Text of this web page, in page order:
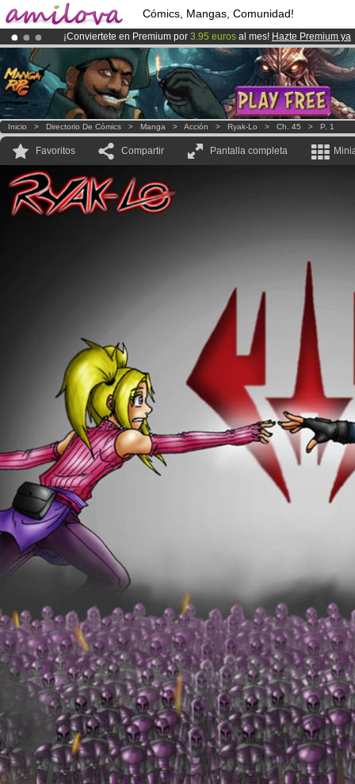
Cómics, Mangas, Comunidad!
¡Conviertete en Premium por 3.95 euros al mes! Hazte Premium ya
¡El Kickstarter Amilova está desormado lanzado!.
¡Ya tenemos 134393miembrosy 1208 Cómics y Mangas!.
Inicio > Directorio De Cómics > Manga > Acción > Ryak-Lo > Ch. 45 > P. 1
Favoritos Compartir Pantalla completa